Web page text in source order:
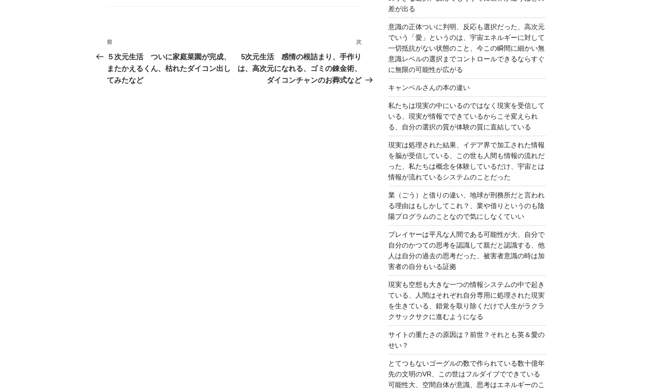
投
稿
ナ
前
の
投
稿
前
５次元生活 ついに家庭菜園が完成、
またかえるくん、枯れたダイコン出し
てみたなど
次
稿
次
5次元生活 感情の根詰まり、手作り
は、高次元になれる、ゴミの錬金術、
ダイコンチャンのお葬式など
差が出る
意識の正体ついに判明、反応も選択だった、高次元
でいう「愛」というのは、宇宙エネルギーに対して
一切抵抗がない状態のこと、今この瞬間に細かい無
意識レベルの選択までコントロールできるならすぐ
に無限の可能性が広がる
キャンベルさんの本の違い
私たちは現実の中にいるのではなく現実を受信して
いる、現実が情報でできているからこそ変えられ
る、自分の選択の質が体験の質に直結している
現実は処理された結果、イデア界で加工された情報
を脳が受信している、この世も人間も情報の流れだ
った、私たちは概念を体験しているだけ、宇宙とは
情報が流れているシステムのことだった
業（ごう）と借りの違い、地球が刑務所だと言われ
る理由はもしかしてこれ？、業や借りというのも陰
陽プログラムのことなので気にしなくていい
プレイヤーは平凡な人間である可能性が大、自分で
自分のかつての思考を認識して親だと認識する、他
人は自分の過去の思考だった、被害者意識の時は加
害者の自分もいる証拠
現実も空想も大きな一つの情報システムの中で起き
ている、人間はそれぞれ自分専用に処理された現実
を生きている、錯覚を取り除くだけで人生がラクラ
クサックサクに進むようになる
サイトの重たさの原因は？前世？それとも英＆愛の
せい？
とてつもないゴーグルの数で作られている数十億年
先の文明のVR、この世はフルダイブでできている
可能性大、空間自体が意識、思考はエネルギーのこ